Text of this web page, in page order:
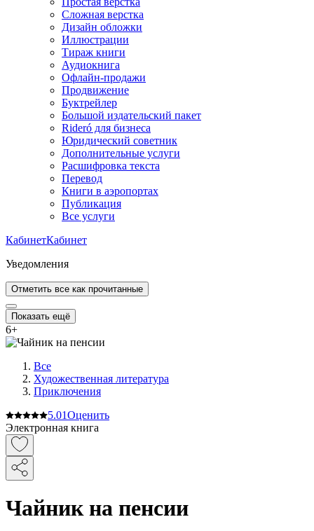
Сложная верстка
Дизайн обложки
Иллюстрации
Тираж книги
Аудиокнига
Офлайн-продажи
Продвижение
Буктрейлер
Большой издательский пакет
Rideró для бизнеса
Юридический советник
Дополнительные услуги
Расшифровка текста
Перевод
Книги в аэропортах
Публикация
Все услуги
КабинетКабинет
Уведомления
Отметить все как прочитанные
Показать ещё
6+
Все
Художественная литература
Приключения
5.01Оценить
Электронная книга
Чайник на пенсии